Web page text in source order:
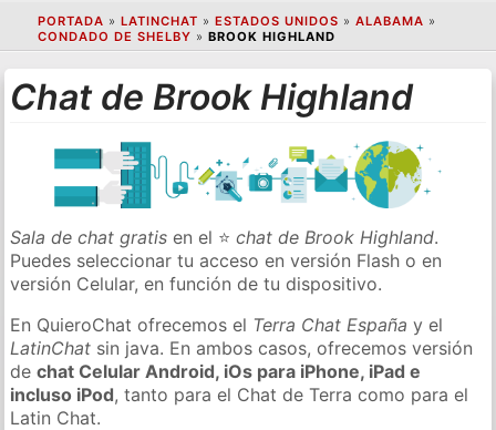
PORTADA » LATINCHAT » ESTADOS UNIDOS » ALABAMA »
CONDADO DE SHELBY » BROOK HIGHLAND
Chat de Brook Highland
Sala de chat gratis en el ⭐chat de Brook Highland.
Puedes seleccionar tu acceso en versión Flash o en
versión Celular, en función de tu dispositivo.
En QuieroChat ofrecemos el Terra Chat España y el
LatinChat sin java. En ambos casos, ofrecemos versión
dechat Celular Android, iOs para iPhone, iPad e
incluso iPod, tanto para el Chat de Terra como para el
Latin Chat.